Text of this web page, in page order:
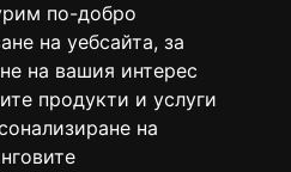
по-добро
на уебсайта, за
на вашия интерес
продукти и услуги
на